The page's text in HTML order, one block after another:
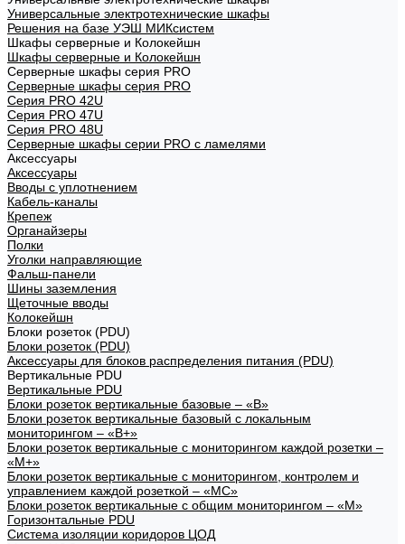
Универсальные электротехнические шкафы
Решения на базе УЭШ МИКсистем
Шкафы серверные и Колокейшн
Шкафы серверные и Колокейшн
Серверные шкафы серия PRO
Серверные шкафы серия PRO
Серия PRO 42U
Серия PRO 47U
Серия PRO 48U
Серверные шкафы серии PRO с ламелями
Аксессуары
Аксессуары
Вводы с уплотнением
Кабель-каналы
Крепеж
Органайзеры
Полки
Уголки направляющие
Фальш-панели
Шины заземления
Щеточные вводы
Колокейшн
Блоки розеток (PDU)
Блоки розеток (PDU)
Аксессуары для блоков распределения питания (PDU)
Вертикальные PDU
Вертикальные PDU
Блоки розеток вертикальные базовые – «В»
Блоки розеток вертикальные базовый с локальным
мониторингом – «В+»
Блоки розеток вертикальные с мониторингом каждой розетки –
«М+»
Блоки розеток вертикальные с мониторингом, контролем и
управлением каждой розеткой – «МС»
Блоки розеток вертикальные с общим мониторингом – «М»
Горизонтальные PDU
Система изоляции коридоров ЦОД